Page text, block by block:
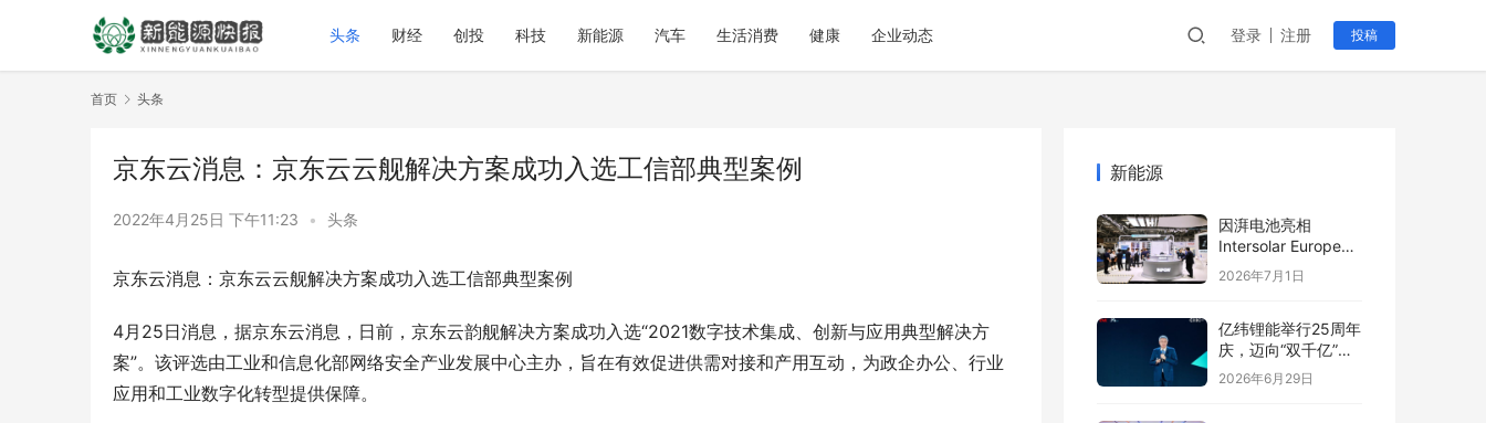
头条 财经 创投 科技 新能源 汽车 生活消费 健康 企业动态 登录 注册 投稿
首页 头条
京东云消息：京东云云舰解决方案成功入选工信部典型案例
2022年4月25日 下午11:23 • 头条
京东云消息：京东云云舰解决方案成功入选工信部典型案例
4月25日消息，据京东云消息，日前，京东云韵舰解决方案成功入选“2021数字技术集成、创新与应用典型解决方
案”。该评选由工业和信息化部网络安全产业发展中心主办，旨在有效促进供需对接和产用互动，为政企办公、行业
应用和工业数字化转型提供保障。
新能源
因湃电池亮相
Intersolar Europe
2026:以车规级安全
推动全球储能产业标
2026年7月1日
亿纬锂能举行25周年
庆，迈向“双千亿”新
阶段
2026年6月29日